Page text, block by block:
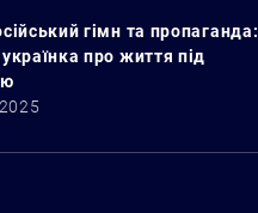
гімн та пропаганда:
про життя під